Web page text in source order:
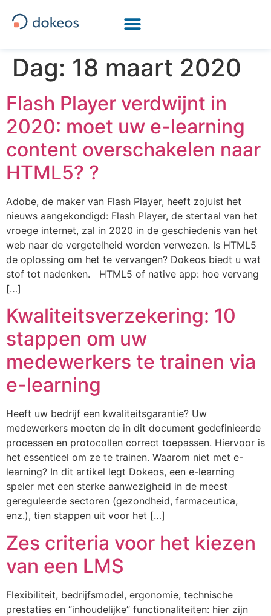
Dag: 18 maart 2020
Flash Player verdwijnt in
2020: moet uw e-learning
content overschakelen naar
HTML5? ?
Adobe, de maker van Flash Player, heeft zojuist het
nieuws aangekondigd: Flash Player, de stertaal van het
vroege internet, zal in 2020 in de geschiedenis van het
web naar de vergetelheid worden verwezen. Is HTML5
de oplossing om het te vervangen? Dokeos biedt u wat
stof tot nadenken. HTML5 of native app: hoe vervang
[…]
Kwaliteitsverzekering: 10
stappen om uw
medewerkers te trainen via
e-learning
Heeft uw bedrijf een kwaliteitsgarantie? Uw
medewerkers moeten de in dit document gedefinieerde
processen en protocollen correct toepassen. Hiervoor is
het essentieel om ze te trainen. Waarom niet met e-
learning? In dit artikel legt Dokeos, een e-learning
speler met een sterke aanwezigheid in de meest
gereguleerde sectoren (gezondheid, farmaceutica,
enz.), tien stappen uit voor het […]
Zes criteria voor het kiezen
van een LMS
Flexibiliteit, bedrijfsmodel, ergonomie, technische
prestaties en “inhoudelijke” functionaliteiten: hier zijn